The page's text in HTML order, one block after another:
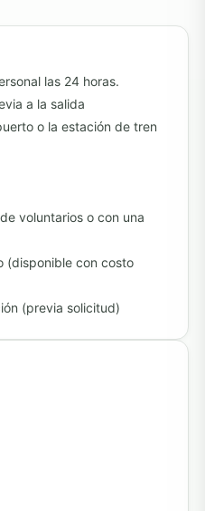
las 24 horas.
a la salida
o la estación de tren
voluntarios o con una
(disponible con costo
(previa solicitud)